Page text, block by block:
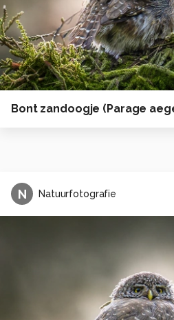
N Natuurfotografie